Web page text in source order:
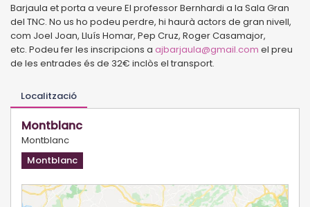
Barjaula et porta a veure El professor Bernhardi a la Sala Gran
del TNC. No us ho podeu perdre, hi haurà actors de gran nivell,
com Joel Joan, Lluís Homar, Pep Cruz, Roger Casamajor,
etc. Podeu fer les inscripcions a ajbarjaula@gmail.com el preu
de les entrades és de 32€ inclòs el transport.
Localització
Montblanc
Montblanc
Montblanc